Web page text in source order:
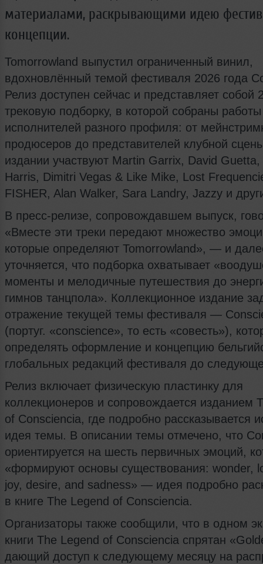
материалами, раскрывающими идею
концепции.
Tomorrowland выпустил ограниченный винил,
вдохновлённый темой фестиваля 2026 года
Релиз доступен сейчас и представляет собой
трековую подборку, в которой собраны работы
исполнителей разного профиля: от
продюсеров до представителей клубной
издании участвуют Martin Garrix, David Guetta,
Harris, Dimitri Vegas & Like Mike, Lost
FISHER, Alan Walker, Sara Landry, Jazzy и
В пресс-релизе, сопровождавшем выпуск,
«Вместе эти треки передают множество
которые определяют Tomorrowland», — и
уточняется, что подборка охватывает
моменты и мелодичные путешествия до
гимнов танцпола». Коллекционное издание
отражение текущей темы фестиваля —
(португ. «conscience», то есть «совесть»),
определять оформление и концепцию
глобальных редакций фестиваля до
Релиз включает физическую пластинку для
коллекционеров и сопровождается изданием
of Consciencia, где подробно рассказывается
идея темы. В описании темы отмечено, что
ориентируется на шесть первичных эмоций,
«формируют основы существования: wonder,
joy, desire, and sadness» — идея подробно
в книге The Legend of Consciencia.
Организаторы также сообщили, что в одном
книги The Legend of Consciencia спрятан
дающий доступ к следующему месяцу на